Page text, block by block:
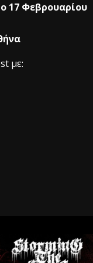
17 Φεβρουαρίου
με: